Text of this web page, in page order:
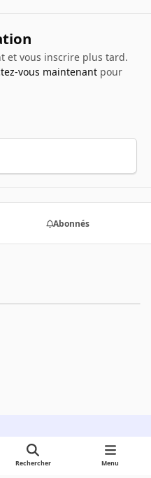
et vous inscrire plus tard.
vous maintenantpour
Abonnés
Rechercher Menu